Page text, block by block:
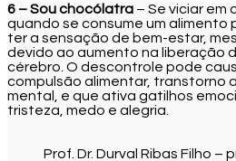
6 – Sou chocólatra – Se viciar em
quando se consume um alimento
ter a sensação de bem-estar,
devido ao aumento na liberação
cérebro. O descontrole pode
compulsão alimentar, transtorno
mental, e que ativa gatilhos
tristeza, medo e alegria.
Prof. Dr. Durval Ribas Filho –